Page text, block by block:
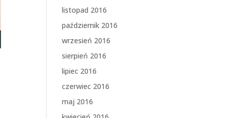
listopad 2016
październik 2016
wrzesień 2016
sierpień 2016
lipiec 2016
czerwiec 2016
maj 2016